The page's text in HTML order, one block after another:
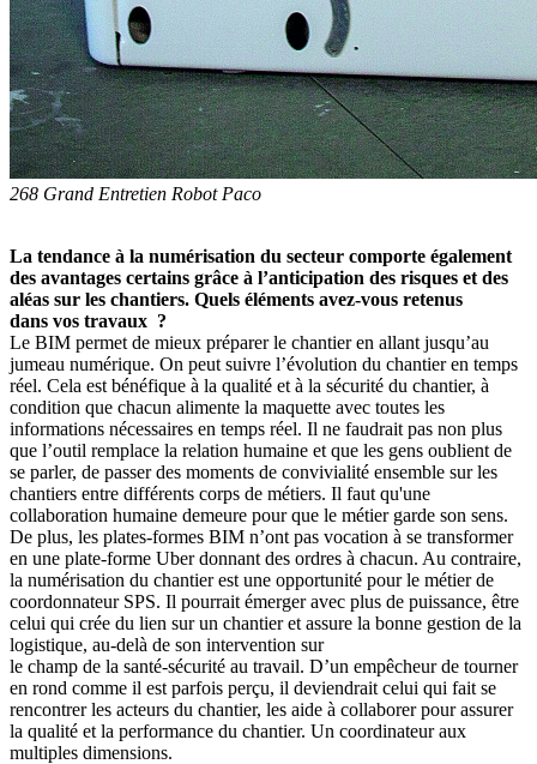
268 Grand Entretien Robot Paco
La tendance à la numérisation du secteur comporte également
des avantages certains grâce à l’anticipation des risques et des
aléas sur les chantiers. Quels éléments avez-vous retenus
dans vos travaux ?
Le BIM permet de mieux préparer le chantier en allant jusqu’au
jumeau numérique. On peut suivre l’évolution du chantier en temps
réel. Cela est bénéfique à la qualité et à la sécurité du chantier, à
condition que chacun alimente la maquette avec toutes les
informations nécessaires en temps réel. Il ne faudrait pas non plus
que l’outil remplace la relation humaine et que les gens oublient de
se parler, de passer des moments de convivialité ensemble sur les
chantiers entre différents corps de métiers. Il faut qu'une
collaboration humaine demeure pour que le métier garde son sens.
De plus, les plates-formes BIM n’ont pas vocation à se transformer
en une plate-forme Uber donnant des ordres à chacun. Au contraire,
la numérisation du chantier est une opportunité pour le métier de
coordonnateur SPS. Il pourrait émerger avec plus de puissance, être
celui qui crée du lien sur un chantier et assure la bonne gestion de la
logistique, au-delà de son intervention sur
le champ de la santé-sécurité au travail. D’un empêcheur de tourner
en rond comme il est parfois perçu, il deviendrait celui qui fait se
rencontrer les acteurs du chantier, les aide à collaborer pour assurer
la qualité et la performance du chantier. Un coordinateur aux
multiples dimensions.